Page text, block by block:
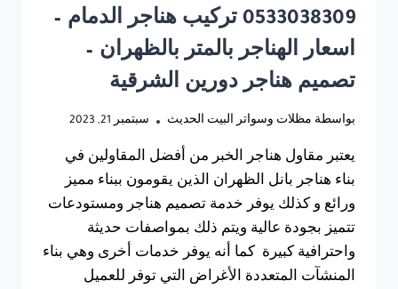
0533038309 تركيب هناجر الدمام –
اسعار الهناجر بالمتر بالظهران –
تصميم هناجر دورين الشرقية
بواسطة مظلات وسواتر البيت الحديث سبتمبر 21, 2023
يعتبر مقاول هناجر الخبر من أفضل المقاولين في
بناء هناجر بانل الظهران الذين يقومون ببناء مميز
ورائع و كذلك يوفر خدمة تصميم هناجر ومستودعات
تتميز بجودة عالية ويتم ذلك بمواصفات حديثة
واحترافية كبيرة كما أنه يوفر خدمات أخرى وهي بناء
المنشآت المتعددة الأغراض التي توفر للعميل